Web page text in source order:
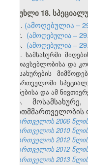
მუხლი 18.
1. (ამოღებულია –
2. (ამოღებულია –
3. (ამოღებულია –
4. სამსახურში
შეუთავსებლობისა და
მომსახურების
საქართველოში
ნიშნებისა და ამ
5.
საქართველოს 2006
საქართველოს 2010
საქართველოს 2012
საქართველოს 2012
საქართველოს 2013